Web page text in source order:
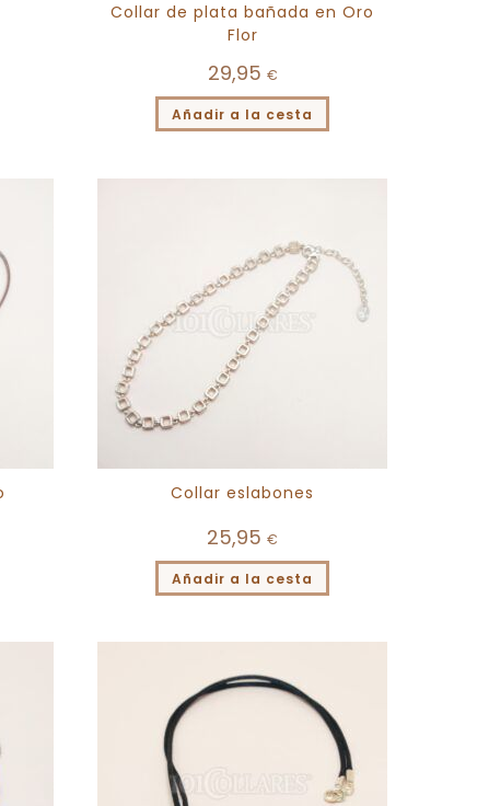
Collar de plata bañada en Oro
Flor
29,95 €
Añadir a la cesta
Collar eslabones
25,95 €
Añadir a la cesta